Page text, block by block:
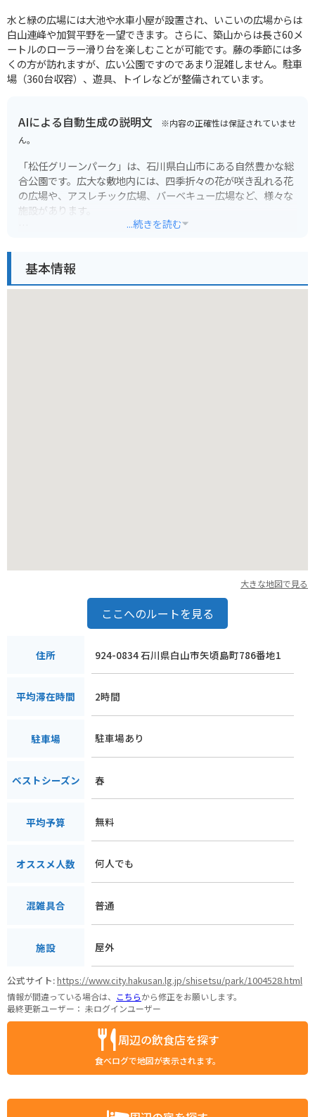
水と緑の広場には大池や水車小屋が設置され、いこいの広場からは
白山連峰や加賀平野を一望できます。さらに、築山からは長さ60メ
ートルのローラー滑り台を楽しむことが可能です。藤の季節には多
くの方が訪れますが、広い公園ですのであまり混雑しません。駐車
場（360台収容）、遊具、トイレなどが整備されています。
AIによる自動生成の説明文 ※内容の正確性は保証されていませ
ん。
「松任グリーンパーク」は、石川県白山市にある自然豊かな総
合公園です。広大な敷地内には、四季折々の花が咲き乱れる花
の広場や、アスレチック広場、バーベキュー広場など、様々な
施設があります。
も整備されており、自転車で景色を楽しみながら散策すること
もおすすめです。
...続きを読む
基本情報
大きな地図で見る
ここへのルートを見る
住所 924-0834 石川県白山市矢頃島町786番地1
平均滞在時間 2時間
駐車場 駐車場あり
ベストシーズン 春
平均予算 無料
オススメ人数 何人でも
混雑具合 普通
施設 屋外
公式サイト:https://www.city.hakusan.lg.jp/shisetsu/park/1004528.html
情報が間違っている場合は、 こちらから修正をお願いします。
最終更新ユーザー： 未ログインユーザー
周辺の飲食店を探す
食べログで地図が表示されます。